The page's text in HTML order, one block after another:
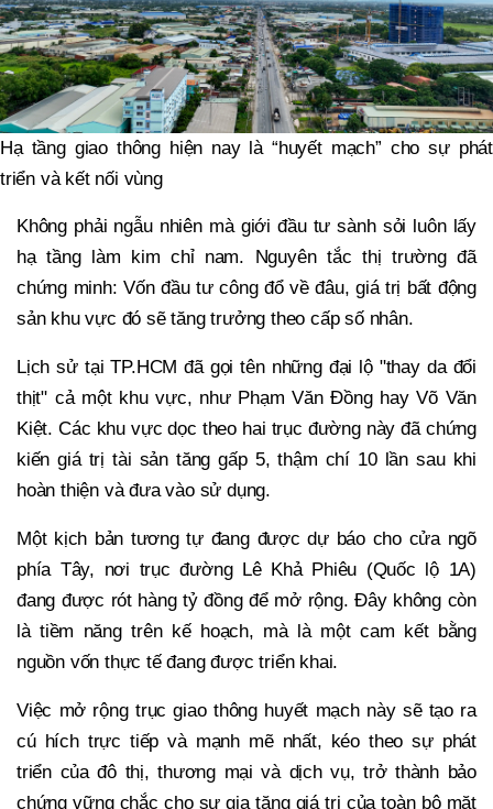
Hạ tầng giao thông hiện nay là “huyết mạch” cho sự phát
triển và kết nối vùng
Không phải ngẫu nhiên mà giới đầu tư sành sỏi luôn lấy
hạ tầng làm kim chỉ nam. Nguyên tắc thị trường đã
chứng minh: Vốn đầu tư công đổ về đâu, giá trị bất động
sản khu vực đó sẽ tăng trưởng theo cấp số nhân.
Lịch sử tại TP.HCM đã gọi tên những đại lộ "thay da đổi
thịt" cả một khu vực, như Phạm Văn Đồng hay Võ Văn
Kiệt. Các khu vực dọc theo hai trục đường này đã chứng
kiến giá trị tài sản tăng gấp 5, thậm chí 10 lần sau khi
hoàn thiện và đưa vào sử dụng.
Một kịch bản tương tự đang được dự báo cho cửa ngõ
phía Tây, nơi trục đường Lê Khả Phiêu (Quốc lộ 1A)
đang được rót hàng tỷ đồng để mở rộng. Đây không còn
là tiềm năng trên kế hoạch, mà là một cam kết bằng
nguồn vốn thực tế đang được triển khai.
Việc mở rộng trục giao thông huyết mạch này sẽ tạo ra
cú hích trực tiếp và mạnh mẽ nhất, kéo theo sự phát
triển của đô thị, thương mại và dịch vụ, trở thành bảo
chứng vững chắc cho sự gia tăng giá trị của toàn bộ mặt